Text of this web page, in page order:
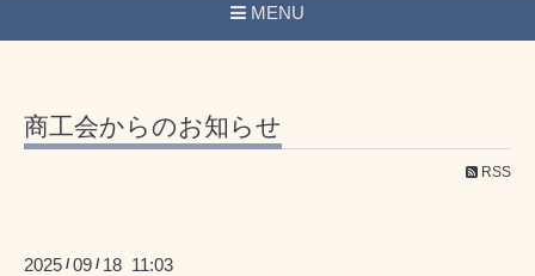
MENU
商工会からのお知らせ
RSS
2025 /09 / 18 11:03